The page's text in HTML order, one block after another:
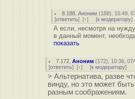
8.188 ,Аноним (188), 15:49,
[ответить] [↑] [к модератору]
А если, несмотря на
в данный момент,
показать
7.172 ,Аноним (172), 10:36,
[ответить] [↑] [к модератору]
> Альтернатива, разве
винду, но это может
разным соображениям.